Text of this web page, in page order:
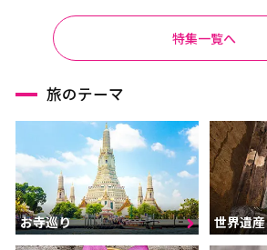
特集一覧へ
旅のテーマ
お寺巡り 世界遺産